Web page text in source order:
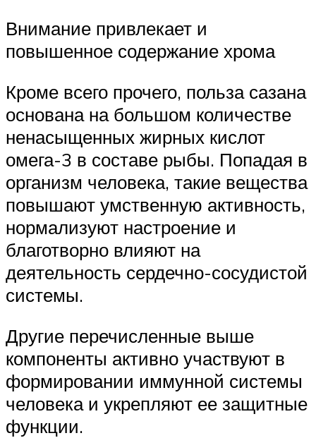
Внимание привлекает и
повышенное содержание хрома
Кроме всего прочего, польза сазана
основана на большом количестве
ненасыщенных жирных кислот
омега-3 в составе рыбы. Попадая в
организм человека, такие вещества
повышают умственную активность,
нормализуют настроение и
благотворно влияют на
деятельность сердечно-сосудистой
системы.
Другие перечисленные выше
компоненты активно участвуют в
формировании иммунной системы
человека и укрепляют ее защитные
функции.